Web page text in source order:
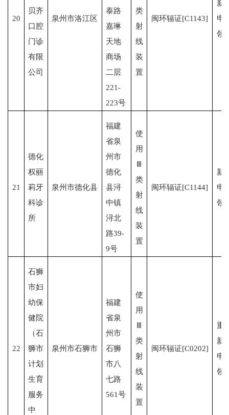
20
贝齐
口腔
门诊
有限
公司
泉州市洛江区
泰路
嘉琳
天地
商场
二层
221-
223号
类
射
线
装
置
闽环辐证[C1143]
新
申
领
21
德化
权丽
莉牙
科诊
所
泉州市德化县
福建
省泉
州市
德化
县浔
中镇
浔北
路39-
9号
使
用
Ⅲ
类
射
线
装
置
闽环辐证[C1144]
新
申
领
22
石狮
市妇
幼保
健院
（石
狮市
计划
生育
服务
中
泉州市石狮市
福建
省泉
州市
石狮
市八
七路
561号
使
用
Ⅲ
类
射
线
装
置
闽环辐证[C0202]
重
新
申
领